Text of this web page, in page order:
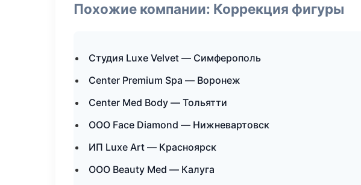
Похожие компании: Коррекция фигуры
Студия Luxe Velvet — Симферополь
Center Premium Spa — Воронеж
Center Med Body — Тольятти
ООО Face Diamond — Нижневартовск
ИП Luxe Art — Красноярск
ООО Beauty Med — Калуга